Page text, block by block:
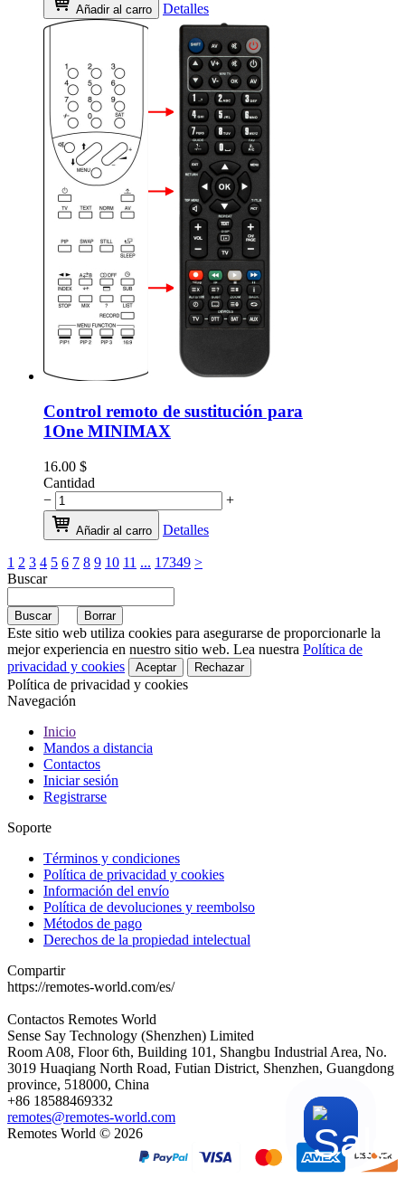
Añadir al carro Detalles
Control remoto de sustitución para
1One MINIMAX
16.00 $
Cantidad
−
+
Añadir al carro Detalles
1 2 3 4 5 6 7 8 9 10 11 ... 17349 >
Buscar
Este sitio web utiliza cookies para asegurarse de proporcionarle la
mejor experiencia en nuestro sitio web. Lea nuestra Política de
privacidad y cookies
Aceptar Rechazar
Política de privacidad y cookies
Navegación
Inicio
Mandos a distancia
Contactos
Iniciar sesión
Registrarse
Soporte
Términos y condiciones
Política de privacidad y cookies
Información del envío
Política de devoluciones y reembolso
Métodos de pago
Derechos de la propiedad intelectual
Compartir
https://remotes-world.com/es/
Contactos Remotes World
Sense Say Technology (Shenzhen) Limited
Room A08, Floor 6th, Building 101, Shangbu Industrial Area, No.
3019 Huaqiang North Road, Futian District, Shenzhen, Guangdong
province, 518000, China
+86 18588469332
remotes@remotes-world.com
Remotes World © 2026